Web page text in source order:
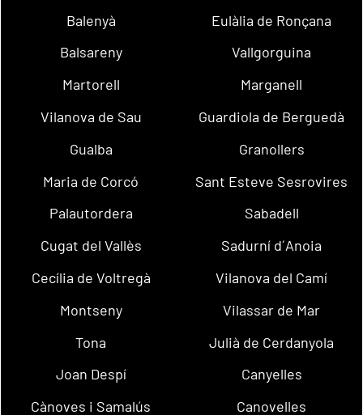
Balenyà
Eulàlia de Ronçana
Balsareny
Vallgorguina
Martorell
Marganell
Vilanova de Sau
Guardiola de Berguedà
Gualba
Granollers
Maria de Corcó
Sant Esteve Sesrovires
Palautordera
Sabadell
Cugat del Vallès
Sadurní d´Anoia
Cecília de Voltregà
Vilanova del Camí
Montseny
Vilassar de Mar
Tona
Julià de Cerdanyola
Joan Despí
Canyelles
Cànoves i Samalús
Canovelles